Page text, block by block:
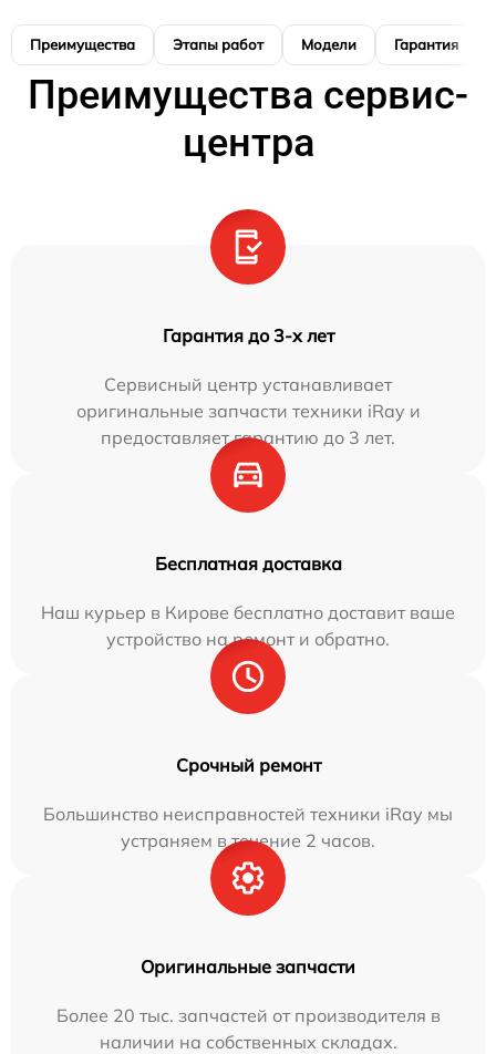
Преимущества Этапы работ Модели Гарантия
Преимущества сервис-
центра
Гарантия до 3-х лет
Сервисный центр устанавливает
оригинальные запчасти техники iRay и
предоставляет гарантию до 3 лет.
Бесплатная доставка
Наш курьер в Кирове бесплатно доставит ваше
устройство на ремонт и обратно.
Срочный ремонт
Большинство неисправностей техники iRay мы
устраняем в течение 2 часов.
Оригинальные запчасти
Более 20 тыс. запчастей от производителя в
наличии на собственных складах.